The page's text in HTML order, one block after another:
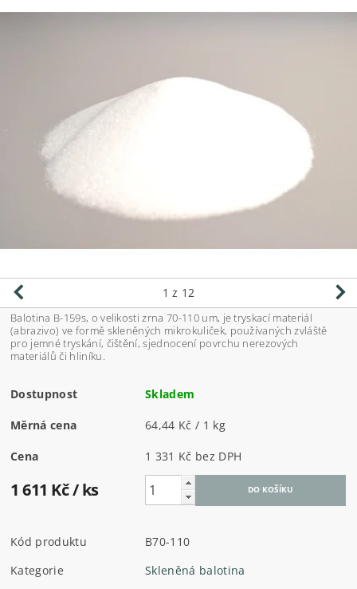
1 z 12
Balotina B-159s, o velikosti zrna 70-110 um, je tryskací materiál
(abrazivo) ve formě skleněných mikrokuliček, používaných zvláště
pro jemné tryskání, čištění, sjednocení povrchu nerezových
materiálů či hliníku.
Dostupnost Skladem
Měrná cena 64,44 Kč / 1 kg
Cena 1 331 Kč bez DPH
1 611 Kč/ ks
Kód produktu
B70-110
Kategorie
Skleněná balotina